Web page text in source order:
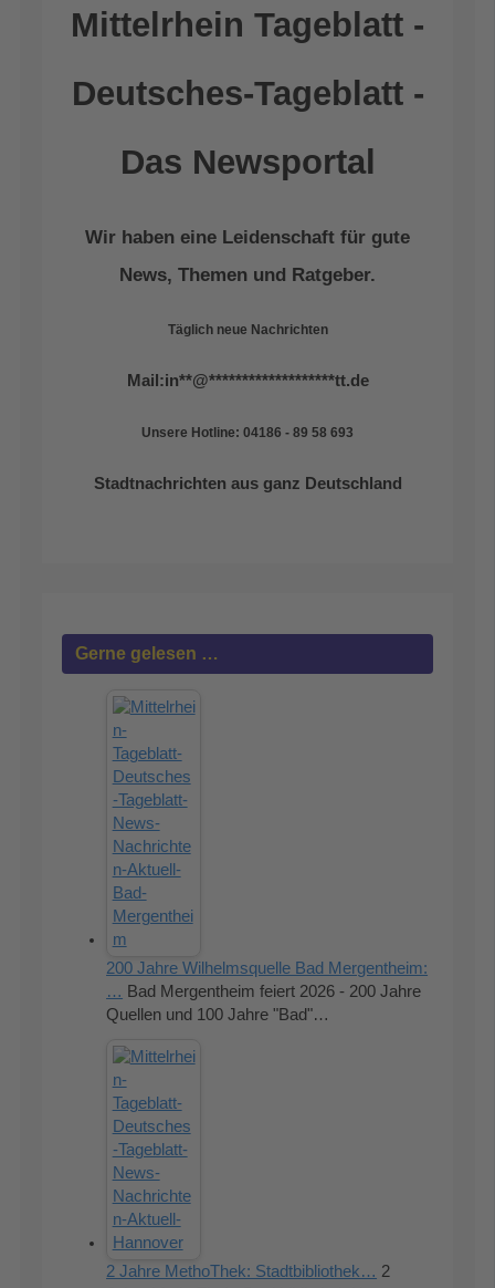
Mittelrhein Tageblatt -
Deutsches-Tageblatt -
Das Newsportal
Wir haben eine Leidenschaft für gute
News, Themen und Ratgeber.
Täglich neue Nachrichten
Mail:in**@*******************tt.de
Unsere Hotline: 04186 - 89 58 693
Stadtnachrichten aus ganz Deutschland
Gerne gelesen …
200 Jahre Wilhelmsquelle Bad Mergentheim:
… Bad Mergentheim feiert 2026 - 200 Jahre
Quellen und 100 Jahre "Bad"…
2 Jahre MethoThek: Stadtbibliothek… 2